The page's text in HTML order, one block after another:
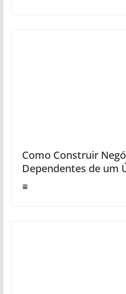
Como Construir
Dependentes de um